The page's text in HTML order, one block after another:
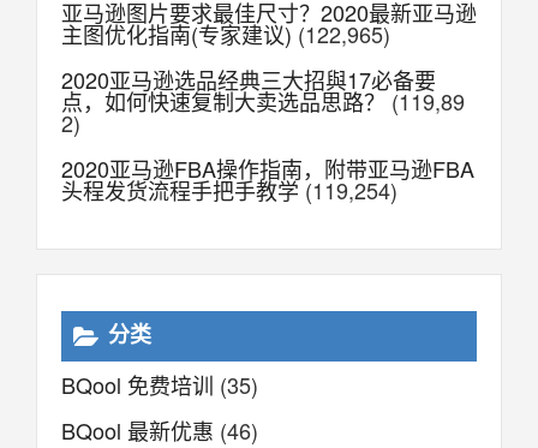
亚马逊图片要求最佳尺寸？2020最新亚马逊
主图优化指南(专家建议) (122,965)
2020亚马逊选品经典三大招與17必备要
点，如何快速复制大卖选品思路？ (119,89
2)
2020亚马逊FBA操作指南，附带亚马逊FBA
头程发货流程手把手教学(119,254)
分类
BQool 免费培训 (35)
BQool 最新优惠 (46)